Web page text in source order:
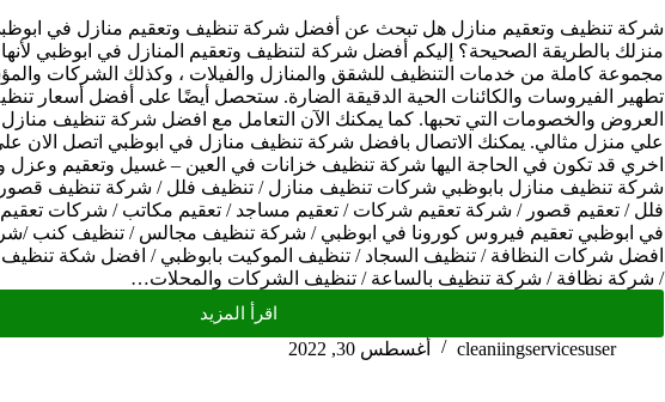
شركة تنظيف وتعقيم منازل هل تبحث عن أفضل شركة تنظيف وتعقيم منازل في
منزلك بالطريقة الصحيحة؟ إليكم أفضل شركة لتنظيف وتعقيم المنازل في ابوظبي
مجموعة كاملة من خدمات التنظيف للشقق والمنازل والفيلات ، وكذلك الشركات
تطهير الفيروسات والكائنات الحية الدقيقة الضارة. ستحصل أيضًا على أفضل أسعار
العروض والخصومات التي تحبها. كما يمكنك الآن التعامل مع افضل شركة تنظيف
علي منزل مثالي. يمكنك الاتصال بافضل شركة تنظيف منازل في ابوظبي اتصل الان
اخري قد تكون في الحاجة اليها شركة تنظيف خزانات في العين – غسيل وتعقيم وعزل
شركة تنظيف منازل بابوظبي شركات تنظيف منازل / تنظيف فلل / شركة تنظيف قصور
فلل / تعقيم قصور / شركة تعقيم شركات / تعقيم مساجد / تعقيم مكاتب / شركات تعقيم
في ابوظبي تعقيم فيروس كورونا في ابوظبي / شركة تنظيف مجالس / تنظيف كنب /
افضل شركات النظافة / تنظيف السجاد / تنظيف الموكيت بابوظبي / افضل شكة
/ شركة نظافة / شركة تنظيف بالساعة / تنظيف الشركات والمحلات…
اقرأ المزيد
cleaniingservicesuser أغسطس 30, 2022